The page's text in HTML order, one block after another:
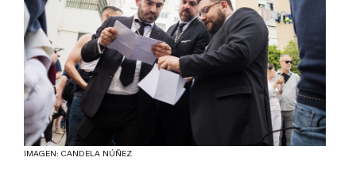
IMAGEN: CANDELA NÚÑEZ